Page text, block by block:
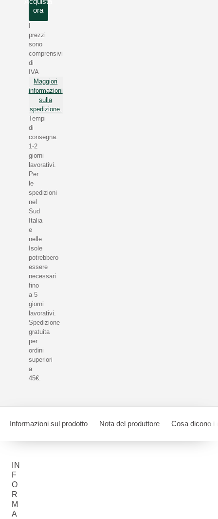
ora
prezzi
sono
comprensivi
di
IVA.
Maggiori
informazioni
sulla
spedizione.
Tempi
di
consegna:
1-2
giorni
lavorativi.
Per
le
spedizioni
nel
Sud
Italia
e
nelle
Isole
potrebbero
essere
necessari
fino
a 5
giorni
lavorativi.
Spedizione
gratuita
per
ordini
superiori
a
45€.
Informazioni sul prodotto Nota del produttore Cosa dicono i
IN
F
O
R
M
A